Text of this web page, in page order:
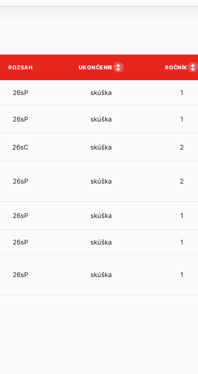
ROZSAH UKONČENIE ↕ ROČNÍK ↕
26sP skúška 1
26sP skúška 1
26sC skúška 2
26sP skúška 2
26sP skúška 1
26sP skúška 1
26sP skúška 1